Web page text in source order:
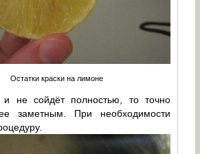
Остатки краски на лимоне
и не сойдёт полностью, то точно
заметным. При необходимости